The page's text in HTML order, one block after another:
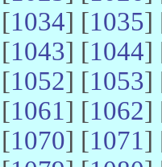
1034] [1035]
1043] [1044]
1052] [1053]
1061] [1062]
1070] [1071]